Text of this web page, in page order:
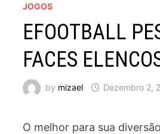
JOGOS
EFOOTBALL
FACES
by mizael Dezembro 2,
O melhor para sua